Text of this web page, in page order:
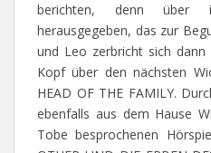
berichten, denn
herausgegeben, das zur
und Leo zerbricht sich
Kopf über den nächsten
HEAD OF THE FAMILY.
ebenfalls aus dem Hause
Tobe besprochenen